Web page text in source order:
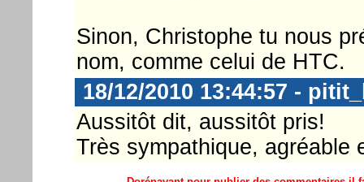
Sinon, Christophe tu nous
nom, comme celui de HTC.
18/12/2010 13:44:57 -
Aussitôt dit, aussitôt pris!
Très sympathique, agréable